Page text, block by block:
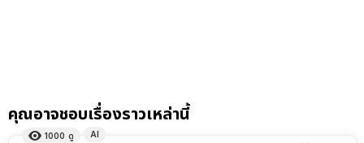
คุณอาจชอบเรื่องราวเหล่านี้
1000 ดู AI